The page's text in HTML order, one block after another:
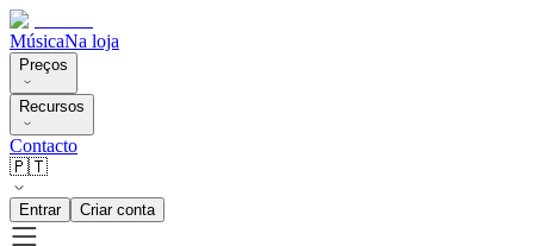
MúsicaNa loja
Preços
Recursos
Contacto
🇵🇹
Entrar Criar conta